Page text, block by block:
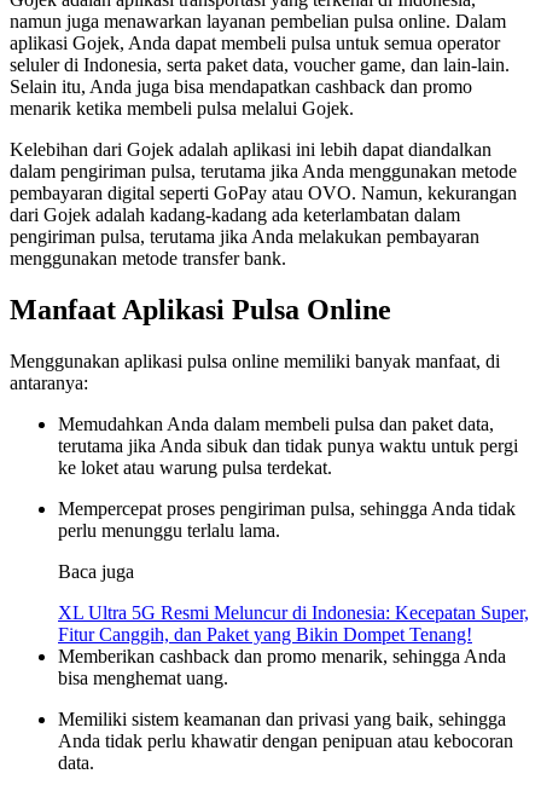
namun juga menawarkan layanan pembelian pulsa online. Dalam
aplikasi Gojek, Anda dapat membeli pulsa untuk semua operator
seluler di Indonesia, serta paket data, voucher game, dan lain-lain.
Selain itu, Anda juga bisa mendapatkan cashback dan promo
menarik ketika membeli pulsa melalui Gojek.
Kelebihan dari Gojek adalah aplikasi ini lebih dapat diandalkan
dalam pengiriman pulsa, terutama jika Anda menggunakan metode
pembayaran digital seperti GoPay atau OVO. Namun, kekurangan
dari Gojek adalah kadang-kadang ada keterlambatan dalam
pengiriman pulsa, terutama jika Anda melakukan pembayaran
menggunakan metode transfer bank.
Manfaat Aplikasi Pulsa Online
Menggunakan aplikasi pulsa online memiliki banyak manfaat, di
antaranya:
Memudahkan Anda dalam membeli pulsa dan paket data,
terutama jika Anda sibuk dan tidak punya waktu untuk pergi
ke loket atau warung pulsa terdekat.
Mempercepat proses pengiriman pulsa, sehingga Anda tidak
perlu menunggu terlalu lama.
Baca juga
XL Ultra 5G Resmi Meluncur di Indonesia: Kecepatan Super,
Fitur Canggih, dan Paket yang Bikin Dompet Tenang!
Memberikan cashback dan promo menarik, sehingga Anda
bisa menghemat uang.
Memiliki sistem keamanan dan privasi yang baik, sehingga
Anda tidak perlu khawatir dengan penipuan atau kebocoran
data.